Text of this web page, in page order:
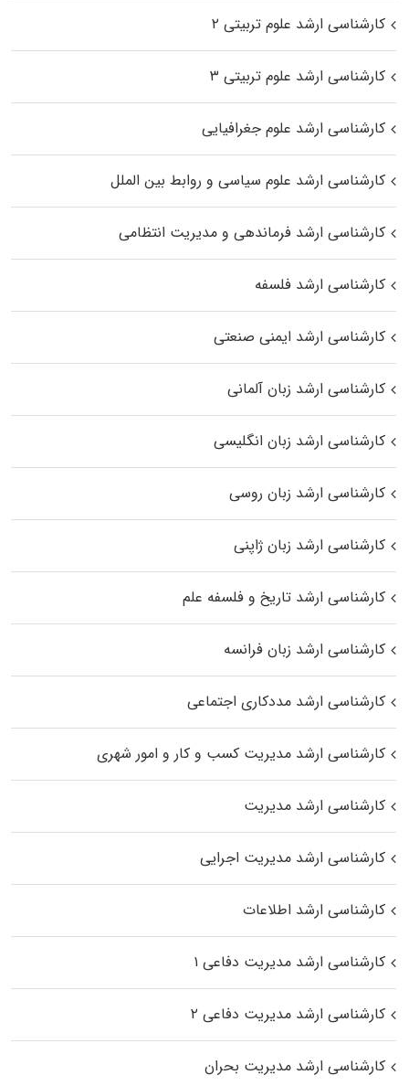
کارشناسی ارشد علوم تربیتی ۲
کارشناسی ارشد علوم تربیتی ۳
کارشناسی ارشد علوم جغرافیایی
کارشناسی ارشد علوم سیاسی و روابط بین الملل
کارشناسی ارشد فرماندهی و مدیریت انتظامی
کارشناسی ارشد فلسفه
کارشناسی ارشد ایمنی صنعتی
کارشناسی ارشد زبان آلمانی
کارشناسی ارشد زبان انگلیسی
کارشناسی ارشد زبان روسی
کارشناسی ارشد زبان ژاپنی
کارشناسی ارشد تاریخ و فلسفه علم
کارشناسی ارشد زبان فرانسه
کارشناسی ارشد مددکاری اجتماعی
کارشناسی ارشد مدیریت کسب و کار و امور شهری
کارشناسی ارشد مدیریت
کارشناسی ارشد مدیریت اجرایی
کارشناسی ارشد اطلاعات
کارشناسی ارشد مدیریت دفاعی ۱
کارشناسی ارشد مدیریت دفاعی ۲
کارشناسی ارشد مدیریت بحران